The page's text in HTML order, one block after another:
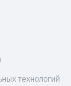
технологий